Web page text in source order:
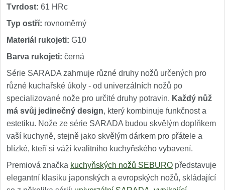
Tvrdost: 61 HRc
Typ ostří: rovnoměrný
Materiál rukojeti: G10
Barva rukojeti: černá
Série SARADA zahrnuje různé druhy nožů určených pro
různé kuchařské úkoly - od univerzálních nožů po
specializované nože pro určité druhy potravin. Každý nůž
má svůj jedinečný design, který kombinuje funkčnost a
estetiku. Nože ze série SARADA budou skvělým doplňkem
vaší kuchyně, stejně jako skvělým dárkem pro přátele a
blízké, kteří si váží kvalitního kuchyňského vybavení.
Premiová značka kuchyňských nožů SEBURO představuje
elegantní klasiku japonských a evropských nožů, skládající